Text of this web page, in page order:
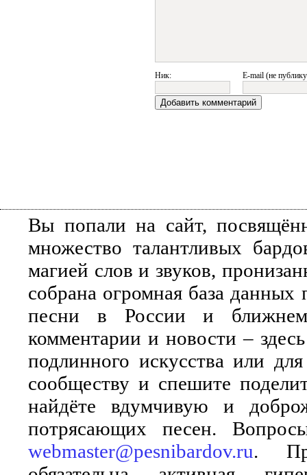
Ник: E-mail (не
Вы попали на сайт,
множество талантливых
магией слов и звуков,
собрана огромная база
песни в России и ближнем
комментарии и новости –
подлинного искусства или
сообществу и спешите
найдёте вдумчивую и
потрясающих песен.
webmaster@pesnibardov.ru.